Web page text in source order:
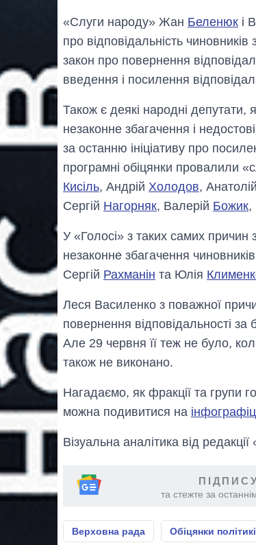
«Слуги народу» Жан Беленюк і
про відповідальність
закон про повернення
введення і посилення
Також є деякі народні депутати,
незаконне збагачення і
за останню ініціативу про
програмні обіцянки провалили
Кисіль, Андрій Холодов, Анатолій
Сергій Нагорняк, Валерій Божик,
У «Голосі» з таких самих причин
незаконне збагачення
Сергій Рахманін та Юлія
Леся Василенко з поважної
повернення відповідальності
Але 29 червня її теж не було,
також не виконано.
Нагадаємо, як фракції та групи
можна подивитися на
Візуальна аналітика від
та стежте за
Верховна рада Обіцянки